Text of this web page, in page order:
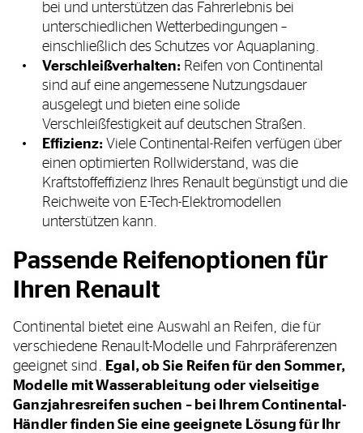
bei und unterstützen das Fahrerlebnis bei
unterschiedlichen Wetterbedingungen –
einschließlich des Schutzes vor Aquaplaning.
Verschleißverhalten: Reifen von Continental
sind auf eine angemessene Nutzungsdauer
ausgelegt und bieten eine solide
Verschleißfestigkeit auf deutschen Straßen.
Effizienz: Viele Continental-Reifen verfügen über
einen optimierten Rollwiderstand, was die
Kraftstoffeffizienz Ihres Renault begünstigt und die
Reichweite von E-Tech-Elektromodellen
unterstützen kann.
Passende Reifenoptionen für
Ihren Renault
Continental bietet eine Auswahl an Reifen, die für
verschiedene Renault-Modelle und Fahrpräferenzen
geeignet sind. Egal, ob Sie Reifen für den Sommer,
Modelle mit Wasserableitung oder vielseitige
Ganzjahresreifen suchen – bei Ihrem Continental-
Händler finden Sie eine geeignete Lösung für Ihr